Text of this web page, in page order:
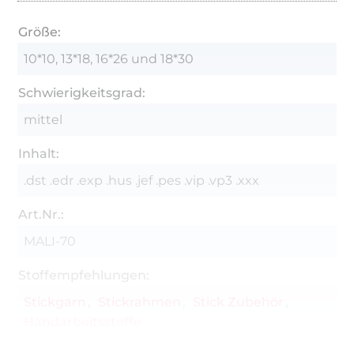
Größe:
10*10, 13*18, 16*26 und 18*30
Schwierigkeitsgrad:
mittel
Inhalt:
.dst .edr .exp .hus .jef .pes .vip .vp3 .xxx
Art.Nr.:
MALI-70
Stoffempfehlungen: